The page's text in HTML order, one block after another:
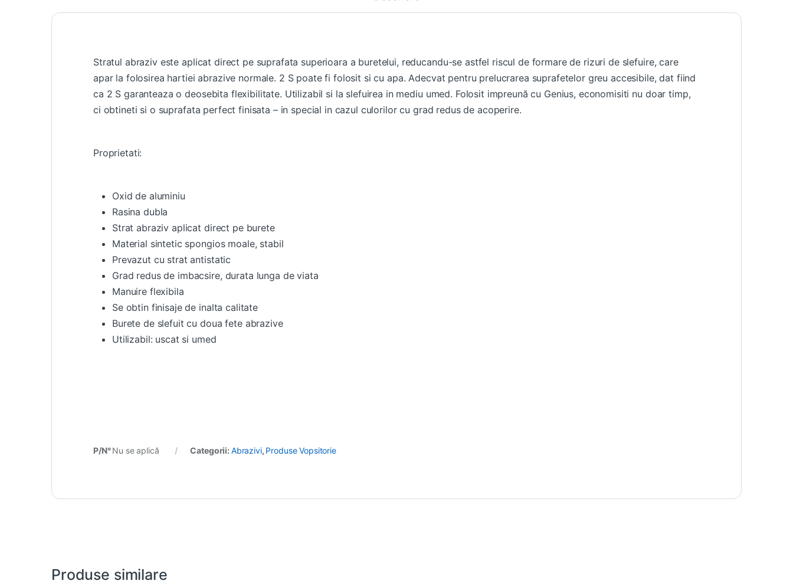
Stratul abraziv este aplicat direct pe suprafata superioara a buretelui, reducandu-se astfel riscul de formare de rizuri de slefuire, care
apar la folosirea hartiei abrazive normale. 2 S poate fi folosit si cu apa. Adecvat pentru prelucrarea suprafetelor greu accesibile, dat fiind
ca 2 S garanteaza o deosebita flexibilitate. Utilizabil si la slefuirea in mediu umed. Folosit impreună cu Genius, economisiti nu doar timp,
ci obtineti si o suprafata perfect finisata – in special in cazul culorilor cu grad redus de acoperire.
Proprietati:
Oxid de aluminiu
Rasina dubla
Strat abraziv aplicat direct pe burete
Material sintetic spongios moale, stabil
Prevazut cu strat antistatic
Grad redus de imbacsire, durata lunga de viata
Manuire flexibila
Se obtin finisaje de inalta calitate
Burete de slefuit cu doua fete abrazive
Utilizabil: uscat si umed
P/N°Nu se aplică Categorii: Abrazivi, Produse Vopsitorie
Produse similare